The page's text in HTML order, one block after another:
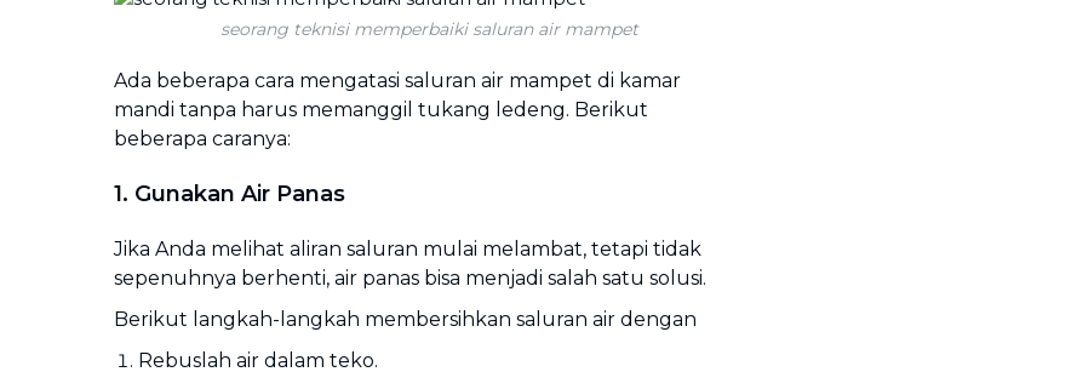
seorang teknisi memperbaiki saluran air mampet
Ada beberapa cara mengatasi saluran air mampet di kamar
mandi tanpa harus memanggil tukang ledeng. Berikut
beberapa caranya:
1. Gunakan Air Panas
Jika Anda melihat aliran saluran mulai melambat, tetapi tidak
sepenuhnya berhenti, air panas bisa menjadi salah satu solusi.
Berikut langkah-langkah membersihkan saluran air dengan
Rebuslah air dalam teko.